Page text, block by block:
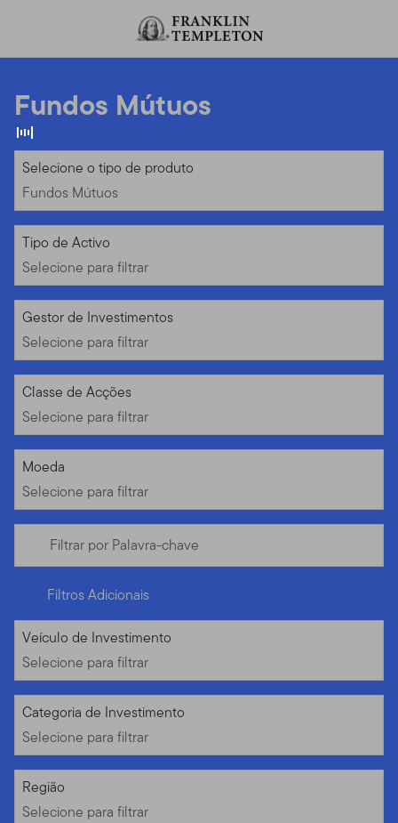
Fundos Mútuos
Fundos Mútuos
Selecione o tipo de produto
Fundos Mútuos
Selecione para filtrar
Tipo de Activo
Selecione para filtrar
Selecione para filtrar
Gestor de Investimentos
Selecione para filtrar
Selecione para filtrar
Classe de Acções
Selecione para filtrar
Selecione para filtrar
Moeda
Selecione para filtrar
Filtrar por Palavra-chave
Filtros Adicionais
Selecione para filtrar
Veículo de Investimento
Selecione para filtrar
Selecione para filtrar
Categoria de Investimento
Selecione para filtrar
Selecione para filtrar
Região
Selecione para filtrar